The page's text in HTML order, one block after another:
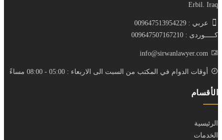
Erbil. Iraq
عربي : 009647513954229
كـــــوردى : 009647507167210
info@sirwanlawyer.com
أوقات الدوام في المكتب من السبت الى الاربعاء : 05:00 - 08:00 مساءً
الأقسام
الرئيسية
الخدمات